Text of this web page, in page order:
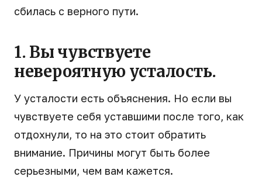
сбилась с верного пути.
1. Вы чувствуете
невероятную усталость.
У усталости есть объяснения. Но если вы
чувствуете себя уставшими после того, как
отдохнули, то на это стоит обратить
внимание. Причины могут быть более
серьезными, чем вам кажется.